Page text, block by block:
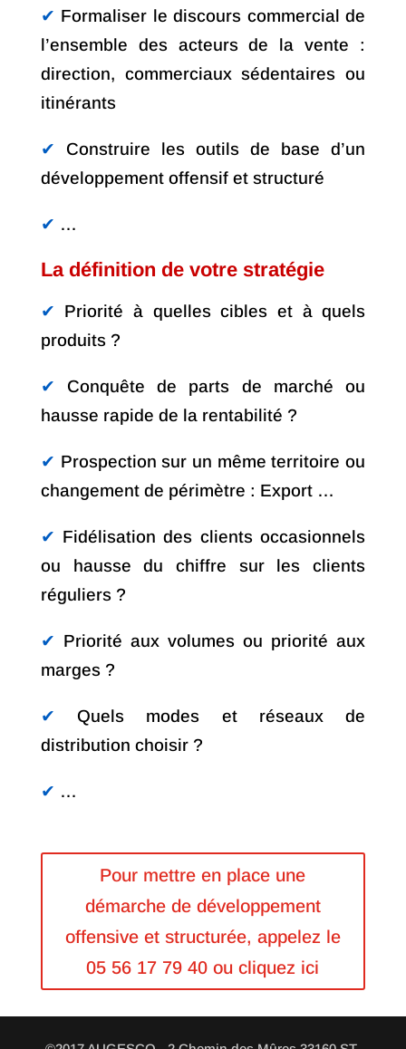
✔︎ Formaliser le discours commercial de
l’ensemble des acteurs de la vente :
direction, commerciaux sédentaires ou
itinérants
✔︎ Construire les outils de base d’un
développement offensif et structuré
✔︎ …
La définition de votre stratégie
✔︎ Priorité à quelles cibles et à quels
produits ?
✔︎ Conquête de parts de marché ou
hausse rapide de la rentabilité ?
✔︎ Prospection sur un même territoire ou
changement de périmètre : Export …
✔︎ Fidélisation des clients occasionnels
ou hausse du chiffre sur les clients
réguliers ?
✔︎ Priorité aux volumes ou priorité aux
marges ?
✔︎ Quels modes et réseaux de
distribution choisir ?
✔︎ …
Pour mettre en place une
démarche de développement
offensive et structurée, appelez le
05 56 17 79 40 ou cliquez ici